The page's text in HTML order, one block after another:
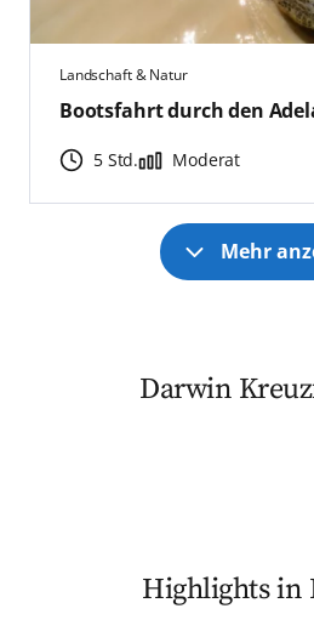
Landschaft & Natur
Bootsfahrt durch den
5 Std. Moderat
Mehr
Darwin
Highlights in